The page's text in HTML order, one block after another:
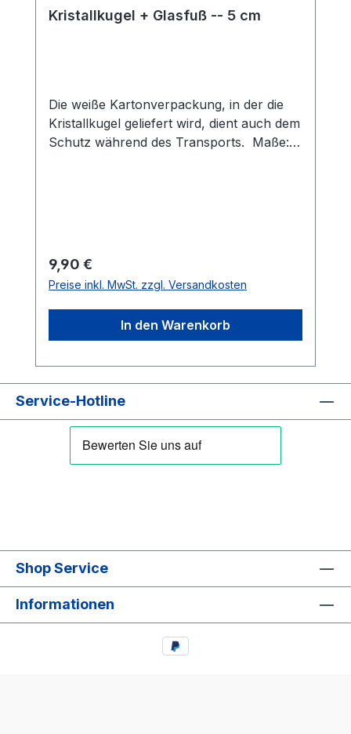
Kristallkugel + Glasfuß -- 5 cm
Die weiße Kartonverpackung, in der die
Kristallkugel geliefert wird, dient auch dem
Schutz während des Transports. Maße: 5
Regulärer Preis:
9,90 €
Preise inkl. MwSt. zzgl. Versandkosten
In den Warenkorb
Service-Hotline
Shop Service
Informationen